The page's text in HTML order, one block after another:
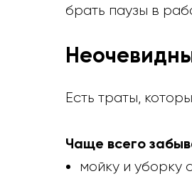
брать паузы в
Есть траты,
Чаще всего
мойку и уборку